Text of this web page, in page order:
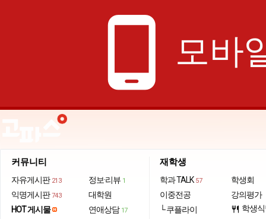
phone_android 모바
커뮤니티
자유게시판 213
익명게시판 743
HOT 게시물
정보·리뷰 1
대학원
연애상담 17
재학생
학과 TALK 57
이중전공
└ 쿠플라이
학생회
강의평가
restaurant 학생